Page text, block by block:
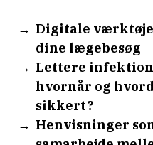
Digitale
dine lægebesøg
Lettere
hvornår og
sikkert?
Henvisninger